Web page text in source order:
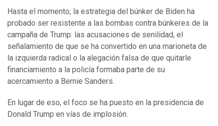
Hasta el momento, la estrategia del búnker de Biden ha
probado ser resistente a las bombas contra búnkeres de la
campaña de Trump: las acusaciones de senilidad, el
señalamiento de que se ha convertido en una marioneta de
la izquierda radical o la alegación falsa de que quitarle
financiamiento a la policía formaba parte de su
acercamiento a Bernie Sanders.
En lugar de eso, el foco se ha puesto en la presidencia de
Donald Trump en vías de implosión.